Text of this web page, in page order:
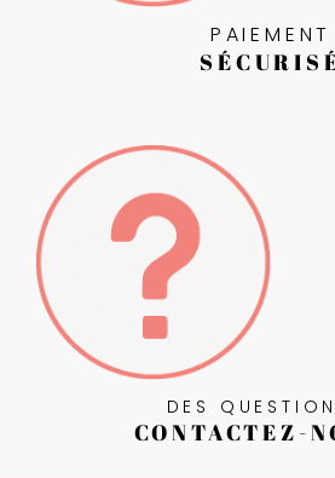
PAIEMENT
DES
CONTACTEZ-